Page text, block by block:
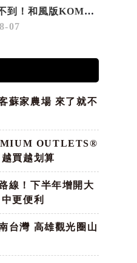
台灣吃不到！和風版KOMEDA咖啡讓你吃遍名古屋在地美食
07
蘇家農場 來了就不
OUTLETS®
買越划算
線！下半年增開大
更便利
台灣 高雄觀光圈山